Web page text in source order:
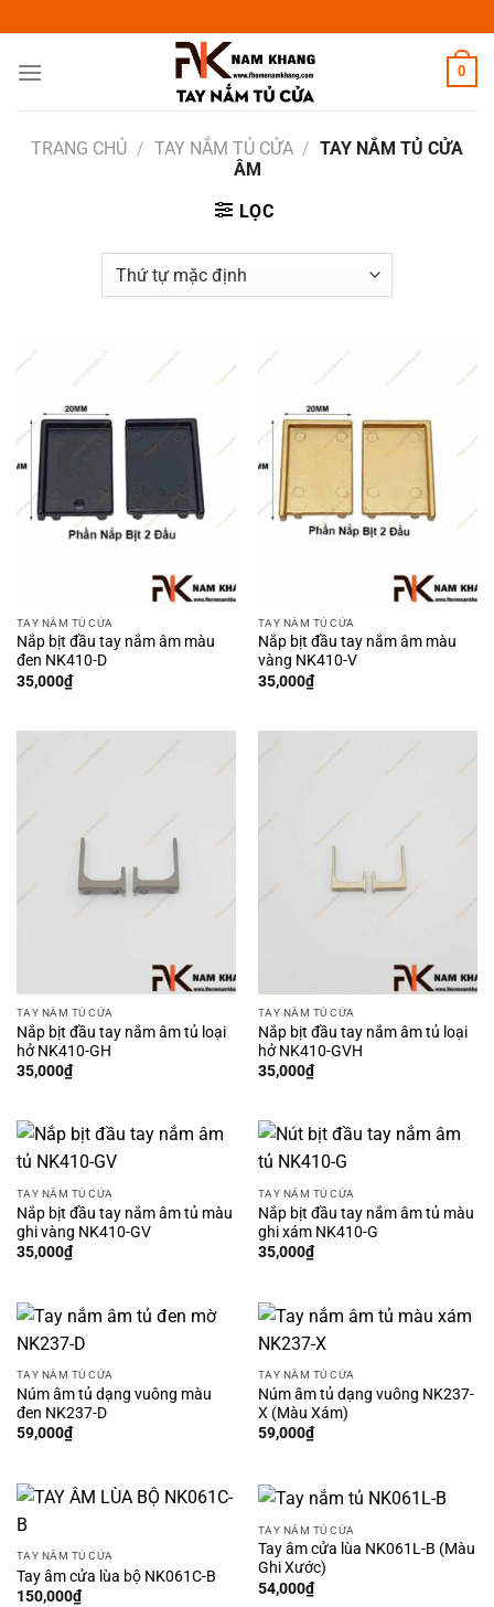
đến
nội
0
TRANG CHỦ / TAY NẮM TỦ CỬA / TAY NẮM TỦ CỬA
ÂM
LỌC
TAY NẮM TỦ CỬA
Nắp bịt đầu tay nắm âm màu
đen NK410-D
35,000₫
TAY NẮM TỦ CỬA
Nắp bịt đầu tay nắm âm màu
vàng NK410-V
35,000₫
TAY NẮM TỦ CỬA
Nắp bịt đầu tay nắm âm tủ loại
hở NK410-GH
35,000₫
TAY NẮM TỦ CỬA
Nắp bịt đầu tay nắm âm tủ loại
hở NK410-GVH
35,000₫
TAY NẮM TỦ CỬA
Nắp bịt đầu tay nắm âm tủ màu
ghi vàng NK410-GV
35,000₫
TAY NẮM TỦ CỬA
Nắp bịt đầu tay nắm âm tủ màu
ghi xám NK410-G
35,000₫
TAY NẮM TỦ CỬA
Núm âm tủ dạng vuông màu
đen NK237-D
59,000₫
TAY NẮM TỦ CỬA
Núm âm tủ dạng vuông NK237-
X (Màu Xám)
59,000₫
TAY NẮM TỦ CỬA
Tay âm cửa lùa bộ NK061C-B
150,000₫
TAY NẮM TỦ CỬA
Tay âm cửa lùa NK061L-B (Màu
Ghi Xước)
54,000₫